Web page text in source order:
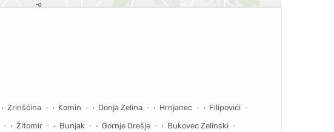
Zrinšćina Komin Donja Zelina Hrnjanec
Filipovići
Žitomir Bunjak Gornje Orešje
Bukovec Zelinski